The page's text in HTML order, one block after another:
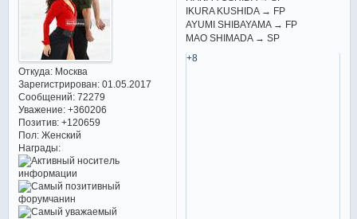
Откуда:Москва
Зарегистрирован: 01.05.2017
Сообщений:72279
Уважение: +360206
Позитив: +120659
Пол:Женский
Награды:
IKURA KUSHIDA → FP
AYUMI SHIBAYAMA → FP
MAO SHIMADA → SP
+8